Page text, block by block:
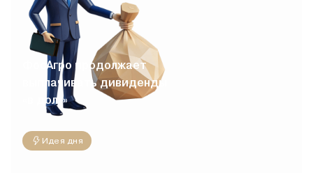
ФосАгро продолжает
выплачивать дивиденды
«в долг»
Идея дня